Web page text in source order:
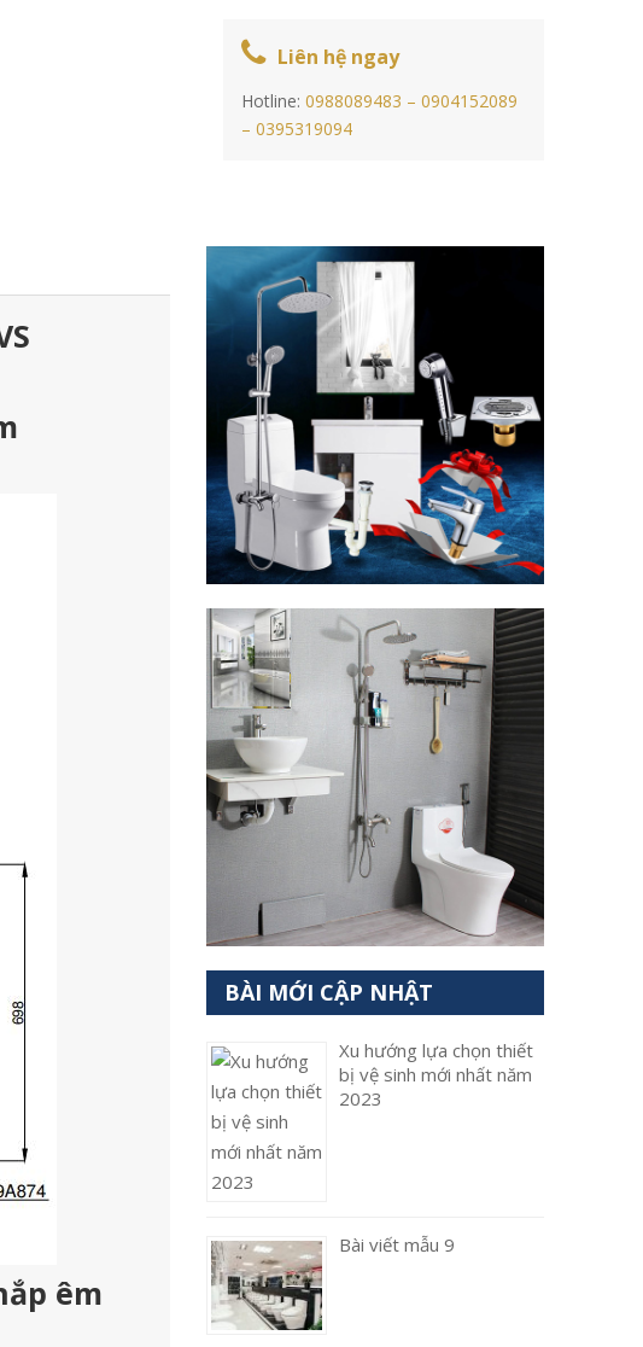
Liên hệ ngay
Hotline: 0988089483 – 0904152089
– 0395319094
êm
BÀI MỚI CẬP NHẬT
Xu hướng lựa chọn thiết
bị vệ sinh mới nhất năm
2023
Bài viết mẫu 9